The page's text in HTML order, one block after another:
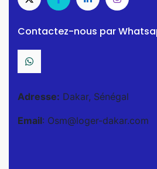
Contactez-nous par
Adresse: Dakar, Sénégal
Email: Osm@loger-dakar.com